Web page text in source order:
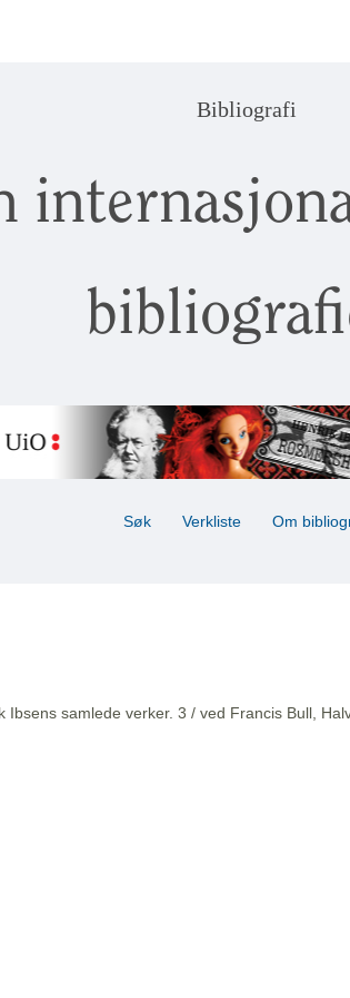
Bibliografi
Søk Verkliste Om
Ibsens samlede verker. 3 / ved Francis Bull,